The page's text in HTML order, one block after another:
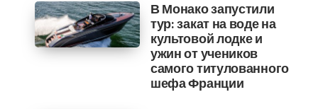
В Монако запустили
тур: закат на воде на
культовой лодке и
ужин от учеников
самого титулованного
шефа Франции